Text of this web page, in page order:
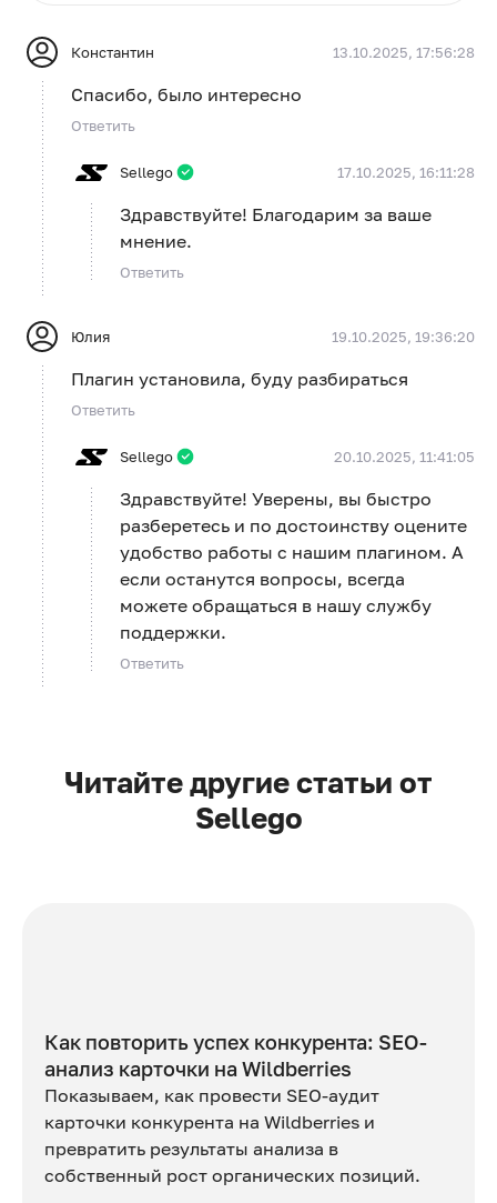
Константин 13.10.2025, 17:56:28
Спасибо, было интересно
Ответить
Sellego 17.10.2025, 16:11:28
Здравствуйте! Благодарим за ваше
мнение.
Ответить
Юлия 19.10.2025, 19:36:20
Плагин установила, буду разбираться
Ответить
Sellego 20.10.2025, 11:41:05
Здравствуйте! Уверены, вы быстро
разберетесь и по достоинству оцените
удобство работы с нашим плагином. А
если останутся вопросы, всегда
можете обращаться в нашу службу
поддержки.
Ответить
Читайте другие статьи от
Sellego
Как повторить успех конкурента: SEO-
анализ карточки на Wildberries
Показываем, как провести SEO-аудит
карточки конкурента на Wildberries и
превратить результаты анализа в
собственный рост органических позиций.